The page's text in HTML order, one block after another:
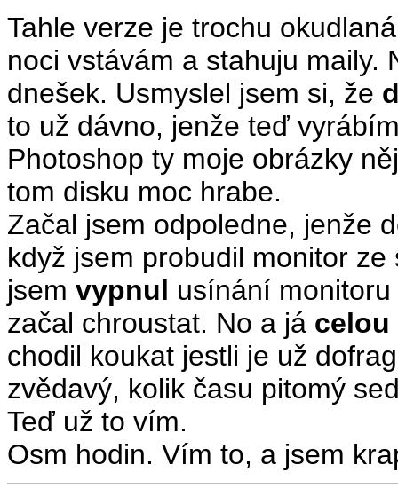
Tahle verze je trochu
noci vstávám a stahuju maily.
dnešek. Usmyslel jsem si, že
to už dávno, jenže teď
Photoshop ty moje obrázky
tom disku moc hrabe.
Začal jsem odpoledne, jenže
když jsem probudil monitor
jsem vypnul usínání
začal chroustat. No a já celou
chodil koukat jestli je už
zvědavý, kolik času pitomý
Teď už to vím.
Osm hodin. Vím to, a jsem